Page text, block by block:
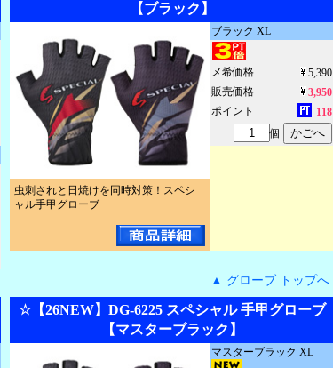
【ブラック】
虫刺されと日焼けを同時対策！スペシ
ャル手甲グローブ
ブラック XL
メ希価格
5,390
販売価格
3,950
ポイント
118
個
▲ グローブ トップへ
☆【26NEW】DG-6225 スペシャル 手甲グローブ
【マスターブラック】
マスターブラック XL